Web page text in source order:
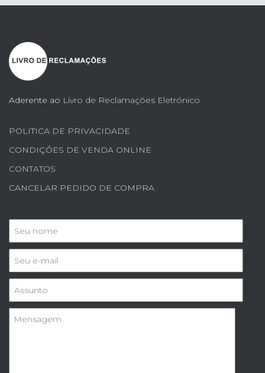
Aderente ao Livro de Reclamações Eletrónico
POLITICA DE PRIVACIDADE
CONDIÇÕES DE VENDA ONLINE
CONTATOS
CANCELAR PEDIDO DE COMPRA